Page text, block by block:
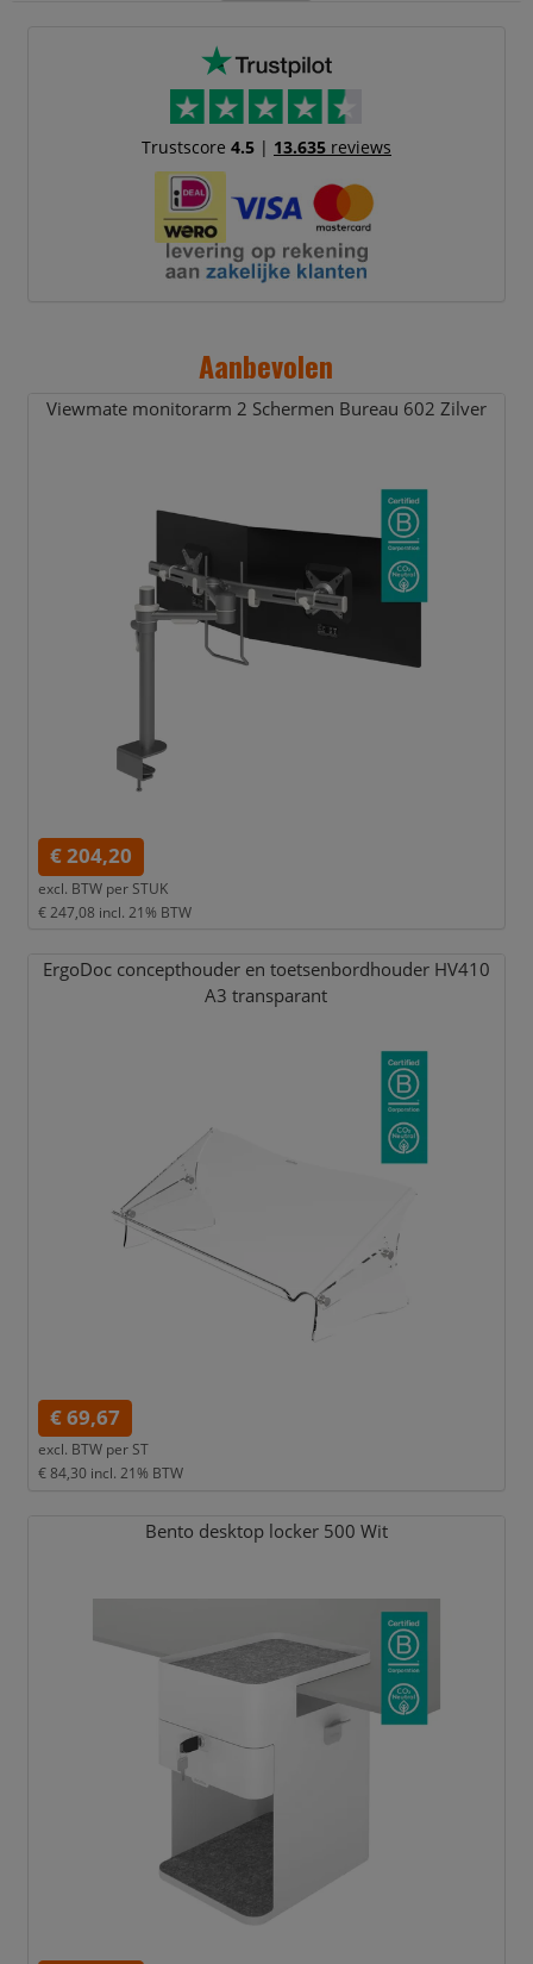
Trustscore 4.5| 13.635reviews
Aanbevolen
Viewmate monitorarm 2 Schermen Bureau 602 Zilver
€ 204,20
excl. BTW per STUK
€ 247,08 incl. 21% BTW
ErgoDoc concepthouder en toetsenbordhouder HV410
A3 transparant
€ 69,67
excl. BTW per ST
€ 84,30 incl. 21% BTW
Bento desktop locker 500 Wit